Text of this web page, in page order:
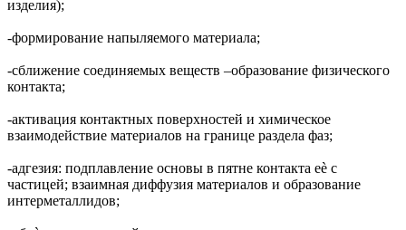
изделия);
-формирование напыляемого материала;
-сближение соединяемых веществ –образование физического
контакта;
-активация контактных поверхностей и химическое
взаимодействие материалов на границе раздела фаз;
-адгезия: подплавление основы в пятне контакта еѐ с
частицей; взаимная диффузия материалов и образование
интерметаллидов;